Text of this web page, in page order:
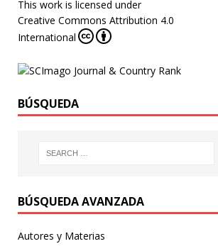
This work is licensed under
Creative Commons Attribution 4.0
International
BÚSQUEDA
BÚSQUEDA AVANZADA
Autores y Materias